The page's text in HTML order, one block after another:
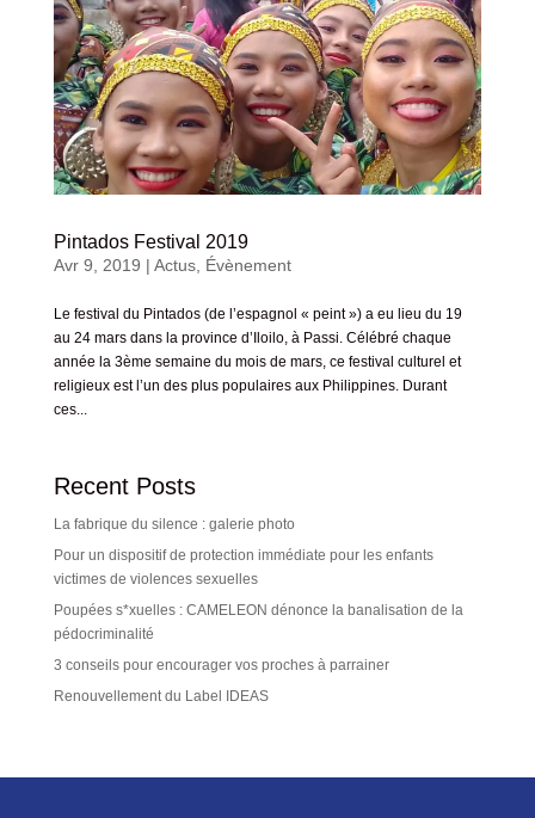
Pintados Festival 2019
Avr 9, 2019 | Actus, Évènement
Le festival du Pintados (de l’espagnol « peint ») a eu lieu du 19
au 24 mars dans la province d’Iloilo, à Passi. Célébré chaque
année la 3ème semaine du mois de mars, ce festival culturel et
religieux est l’un des plus populaires aux Philippines. Durant
ces...
Recent Posts
La fabrique du silence : galerie photo
Pour un dispositif de protection immédiate pour les enfants
victimes de violences sexuelles
Poupées s*xuelles : CAMELEON dénonce la banalisation de la
pédocriminalité
3 conseils pour encourager vos proches à parrainer
Renouvellement du Label IDEAS